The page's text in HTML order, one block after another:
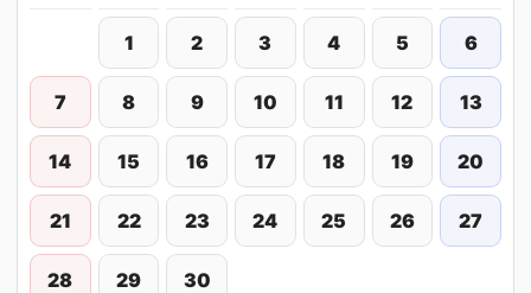
1 2 3 4 5 6
7 8 9 10 11 12 13
14 15 16 17 18 19 20
21 22 23 24 25 26 27
28 29 30